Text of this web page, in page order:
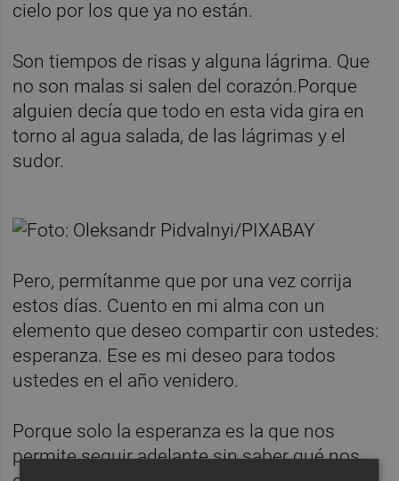
cielo por los que ya no están.
Son tiempos de risas y alguna lágrima. Que
no son malas si salen del corazón.Porque
alguien decía que todo en esta vida gira en
torno al agua salada, de las lágrimas y el
sudor.
Pero, permítanme que por una vez corrija
estos días. Cuento en mi alma con un
elemento que deseo compartir con ustedes:
esperanza. Ese es mi deseo para todos
ustedes en el año venidero.
Porque solo la esperanza es la que nos
permite seguir adelante sin saber qué nos